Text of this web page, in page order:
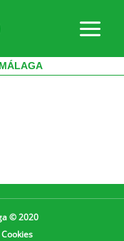
© 2020
Cookies